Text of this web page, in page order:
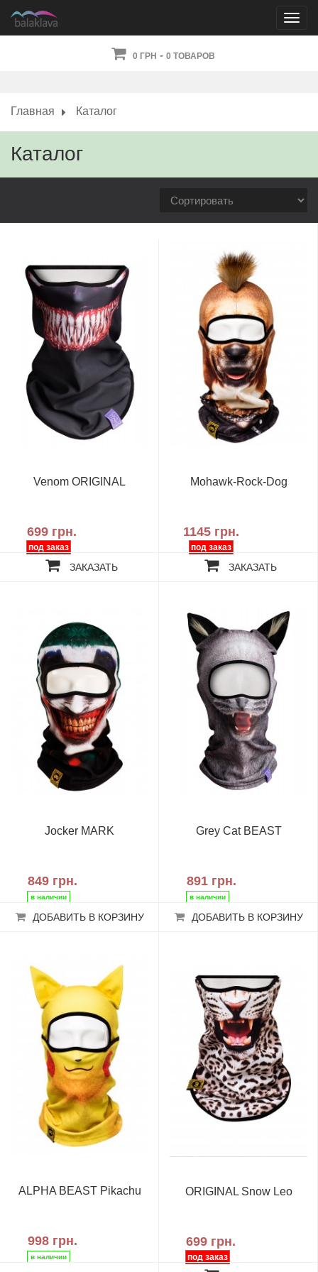
0 ГРН - 0 ТОВАРОВ
Главная Каталог
Каталог
Venom ORIGINAL
699 грн.
ЗАКАЗАТЬ
Mohawk-Rock-Dog
1145 грн.
ЗАКАЗАТЬ
Jocker MARK
849 грн.
ДОБАВИТЬ В КОРЗИНУ
Grey Cat BEAST
891 грн.
ДОБАВИТЬ В КОРЗИНУ
ALPHA BEAST Pikachu
998 грн.
ORIGINAL Snow Leo
699 грн.